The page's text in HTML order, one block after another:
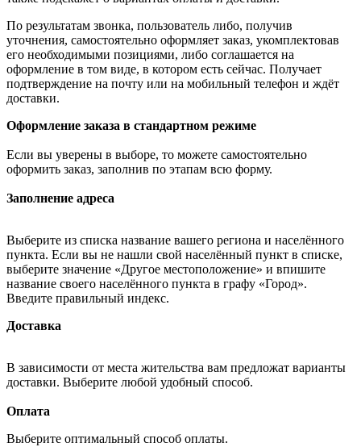
По результатам звонка, пользователь либо, получив
уточнения, самостоятельно оформляет заказ, укомплектовав
его необходимыми позициями, либо соглашается на
оформление в том виде, в котором есть сейчас. Получает
подтверждение на почту или на мобильный телефон и ждёт
доставки.
Оформление заказа в стандартном режиме
Если вы уверены в выборе, то можете самостоятельно
оформить заказ, заполнив по этапам всю форму.
Заполнение адреса
Выберите из списка название вашего региона и населённого
пункта. Если вы не нашли свой населённый пункт в списке,
выберите значение «Другое местоположение» и впишите
название своего населённого пункта в графу «Город».
Введите правильный индекс.
Доставка
В зависимости от места жительства вам предложат варианты
доставки. Выберите любой удобный способ.
Оплата
Выберите оптимальный способ оплаты.